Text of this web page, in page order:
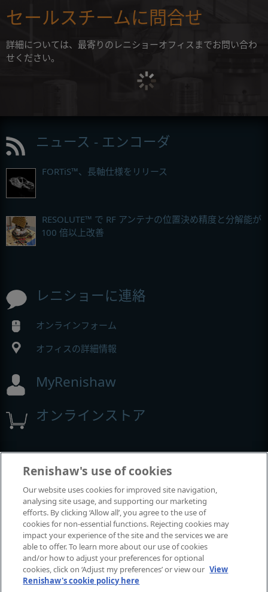
セールスチームに問合せ
詳細については、最寄りのレニショーオフィスまでお問い合わ
せください。
ニュース - エンコーダ
FORTiS™、長軸仕様をリリース
RESOLUTE™ で RF アンテナの位置決め精度と分解能が
100 倍以上改善
レニショーに連絡
オンラインフォーム
オフィスの詳細情報
MyRenishaw
オンラインストア
展示会とコンファレンス
レニショーの出展イベント
Renishaw's use of cookies
Our website uses cookies for improved site navigation,
analysing site usage, and supporting our marketing
efforts. By clicking ‘Allow all’, you agree to the use of
cookies for non-essential functions. Rejecting cookies may
impact your experience of the site and the services we are
able to offer. To learn more about our use of cookies
and/or how to adjust your preferences for optional
cookies, click on ‘Adjust my preferences’ or view our View
Renishaw's cookie policy here